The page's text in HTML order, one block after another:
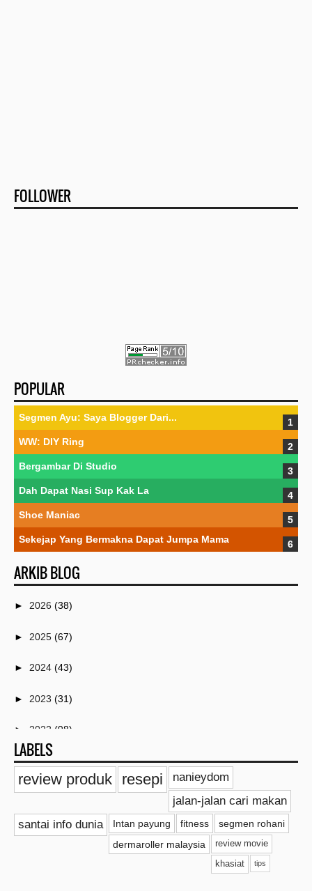
FOLLOWER
POPULAR
Segmen Ayu: Saya Blogger Dari...
WW: DIY Ring
Bergambar Di Studio
Dah Dapat Nasi Sup Kak La
Shoe Maniac
Sekejap Yang Bermakna Dapat Jumpa Mama
ARKIB BLOG
► 2026 (38)
► 2025 (67)
► 2024 (43)
► 2023 (31)
► 2022 (98)
▼2021(259)
►Disember(4)
►November(4)
LABELS
review produk resepi
nanieydom
jalan-jalan cari makan
santai info dunia
Intan payung fitness
segmen rohani
dermaroller malaysia
review movie
khasiat tips